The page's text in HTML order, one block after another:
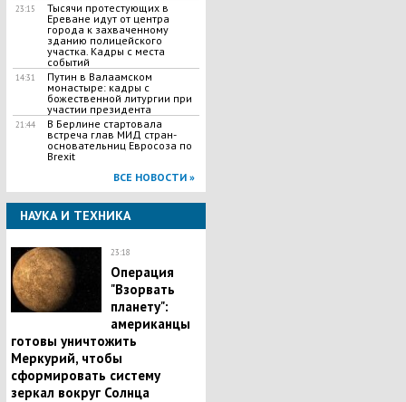
23:15
Тысячи протестующих в
Ереване идут от центра
города к захваченному
зданию полицейского
участка. Кадры с места
событий
14:31
Путин в Валаамском
монастыре: кадры с
божественной литургии при
участии президента
21:44
В Берлине стартовала
встреча глав МИД стран-
основательниц Евросоза по
Brexit
ВСЕ НОВОСТИ »
НАУКА И ТЕХНИКА
23:18
Операция
"Взорвать
планету":
американцы
готовы уничтожить
Меркурий, чтобы
сформировать систему
зеркал вокруг Солнца